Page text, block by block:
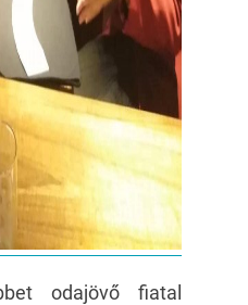
odajövő fiatal